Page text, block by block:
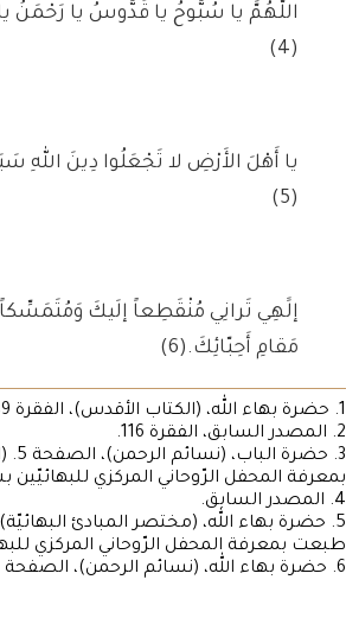
اللَّهُمَّ يا سُبُّوحُ يا قُدُّوسُ يا رَحْمَنُ
(4)
يا أَهْلَ الأَرْضِ لا تَجْعَلُوا دِينَ اللهِ
(5)
إلََهِي تَرانِي مُنْقَطِعاً إلَيكَ
مَقامِ أَحِبّائِكَ.(6)
1. حضرة بهاء الله، (الكتاب الأقدس)، الفقرة 149.
2. المصدر السابق، الفقرة 116.
بمعرفة المحفل الرّوحاني المركزي للبهائيّين
4. المصدر السابق.
طبعت بمعرفة المحفل الرّوحاني المركزي
6. حضرة بهاء الله، (نسائم الرحمن)، الصفحة 24.